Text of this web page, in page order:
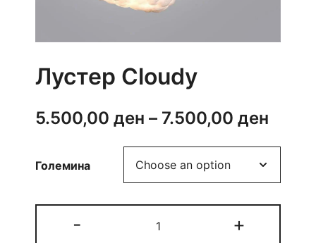
Лустер Cloudy
5.500,00 ден – 7.500,00 ден
Големина
-
Cloudy
+